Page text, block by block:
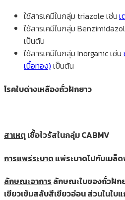
ใช้สารเคมีในกลุ่ม triazole เช่น
ใช้สารเคมีในกลุ่ม
เป็นต้น
ใช้สารเคมีในกลุ่ม Inorganic เช่น
เนื้อทอง) เป็นต้น
โรคใบด่างเหลืองถั่วฝักยาว
สาเหตุเชื้อไวรัสในกลุ่ม CABMV
การแพร่ระบาด แพ่ระบาดไปกับเมล็
ลักษณะอาการ ลักษณะใบของถั่วฝัก
เขียวเข้มสลับสีเขียวอ่อน ส่วนในใบ